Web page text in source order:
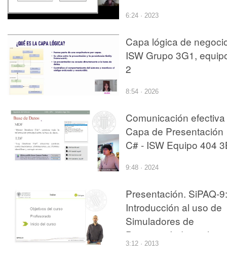
6:24 · 2023
Capa lógica de
ISW Grupo 3G1,
2
8:54 · 2026
Comunicación efectiva
Capa de Presentación
C# - ISW Equipo 404
9:48 · 2024
Presentación. SiPAQ-9:
Introducción al uso de
Simuladores de
Procesos Industriales
3:12 · 2013